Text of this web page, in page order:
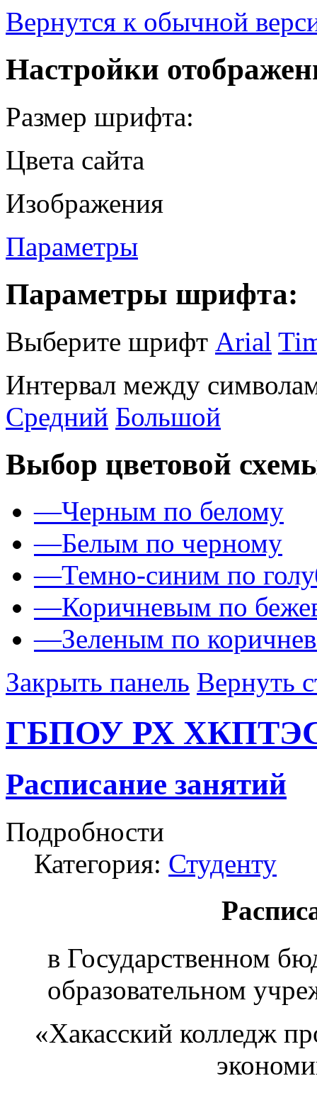
Вернутся к обычной
Настройки
Размер шрифта:
Цвета сайта
Изображения
Параметры
Параметры шрифта:
Выберите шрифт Arial
Интервал между
Средний Большой
Выбор цветовой
—Черным по белому
—Белым по черному
—Темно-синим по
—Коричневым по
—Зеленым по
Закрыть панель Вернуть
ГБПОУ РХ
Расписание занятий
Подробности
Категория: Студенту
в Государственном
образовательном
«Хакасский колледж